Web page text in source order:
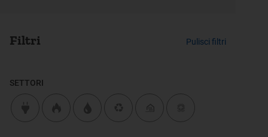
Filtri Pulisci filtri
SETTORI